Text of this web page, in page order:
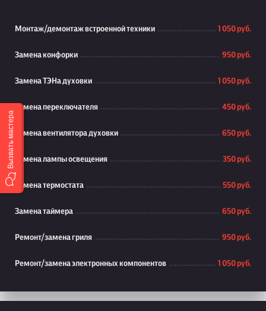
Монтаж/демонтаж встроенной техники 1 050 руб.
Замена конфорки 950 руб.
Замена ТЭНа духовки 1 050 руб.
Замена переключателя 450 руб.
Замена вентилятора духовки 650 руб.
Замена лампы освещения 350 руб.
Замена термостата 550 руб.
Замена таймера 650 руб.
Ремонт/замена гриля 950 руб.
Ремонт/замена электронных компонентов 1 050 руб.
Вызвать мастера